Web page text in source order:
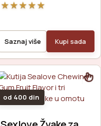
★★★★★
Saznaj više Kupi sada
od 400 din